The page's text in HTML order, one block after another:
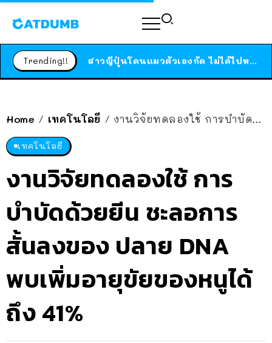
Trending!! ได้เวลาเด็กหนวดรวมตัว RF Online Next เปิดให้เล่นแล้ว เกม Sci-Fi MMORPG ระดับตำนาน เล่นได้ทั้งมือถือและ PC
Home / เทคโนโลยี / งานวิจัยทดลองใช้ การบำบัดด้วยยีน ชะลอการสั้นลงของ ปลาย DNA พบเพิ่มอายุขัยของหนูได้ถึง 41%
เทคโนโลยี
งานวิจัยทดลองใช้ การ
บำบัดด้วยยีน ชะลอการ
สั้นลงของ ปลาย DNA
พบเพิ่มอายุขัยของหนูได้
ถึง 41%